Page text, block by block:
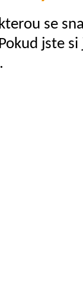
se
jste